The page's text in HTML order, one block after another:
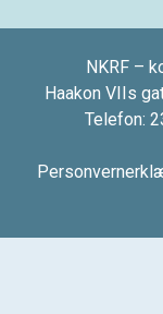
NKRF –
Haakon VIIs
Telefon: